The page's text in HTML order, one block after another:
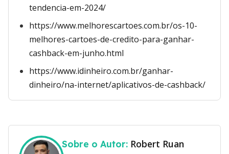
tendencia-em-2024/
https://www.melhorescartoes.com.br/os-10-
melhores-cartoes-de-credito-para-ganhar-
cashback-em-junho.html
https://www.idinheiro.com.br/ganhar-
dinheiro/na-internet/aplicativos-de-cashback/
Sobre o Autor: Robert Ruan